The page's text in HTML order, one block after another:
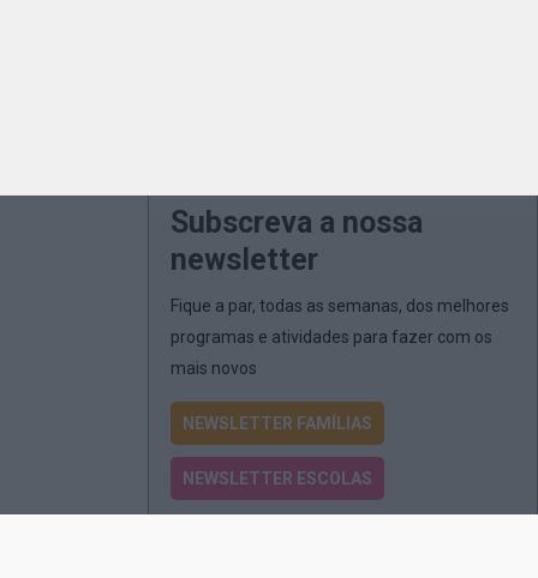
Subscreva a nossa
newsletter
Fique a par, todas as semanas, dos melhores
programas e atividades para fazer com os
mais novos
NEWSLETTER FAMÍLIAS
NEWSLETTER ESCOLAS